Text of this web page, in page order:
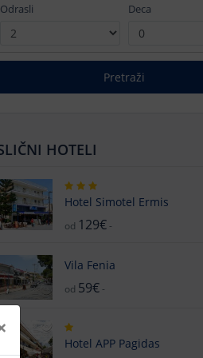
Odrasli Deca
Pretraži
HOTELI
Hotel Simotel Ermis
od 129€ -
Vila Fenia
od 59€ -
Hotel APP Pagidas